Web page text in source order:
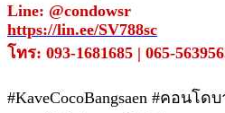
Line: @condowsr
https://lin.ee/SV788sc
โทร: 093-1681685 | 065-
#KaveCocoBangsaen #คอน